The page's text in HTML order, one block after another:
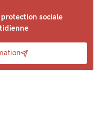
sociale